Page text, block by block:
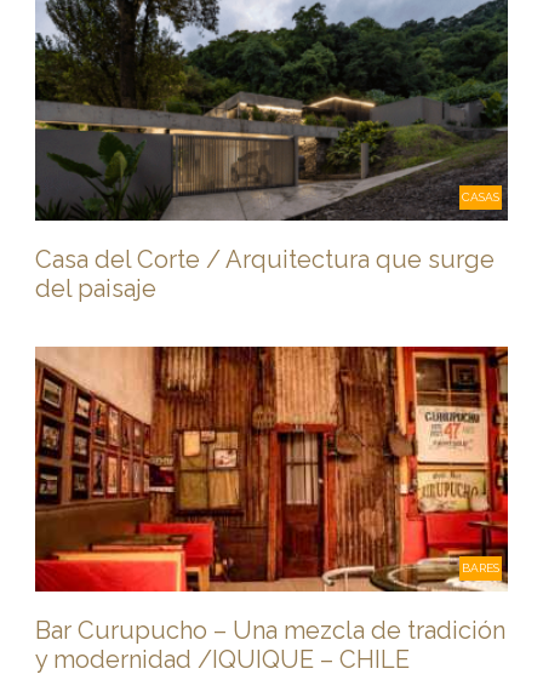
CASAS
Casa del Corte / Arquitectura que surge
del paisaje
BARES
Bar Curupucho – Una mezcla de tradición
y modernidad /IQUIQUE – CHILE